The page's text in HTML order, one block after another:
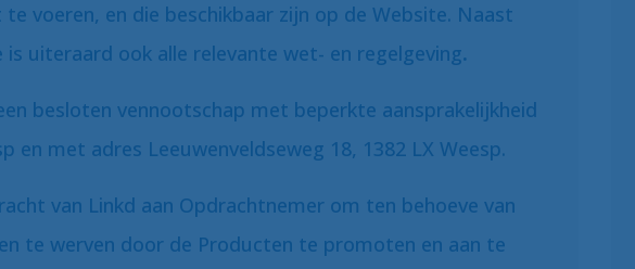
voeren, en die beschikbaar zijn op de Website. Naast
is uiteraard ook alle relevante wet- en regelgeving.
besloten vennootschap met beperkte aansprakelijkheid
en met adres Leeuwenveldseweg 18, 1382 LX Weesp.
van Linkd aan Opdrachtnemer om ten behoeve van
te werven door de Producten te promoten en aan te